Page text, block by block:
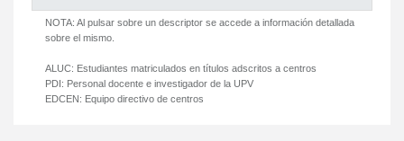
NOTA: Al pulsar sobre un descriptor se accede a información detallada
sobre el mismo.
ALUC: Estudiantes matriculados en títulos adscritos a centros
PDI: Personal docente e investigador de la UPV
EDCEN: Equipo directivo de centros